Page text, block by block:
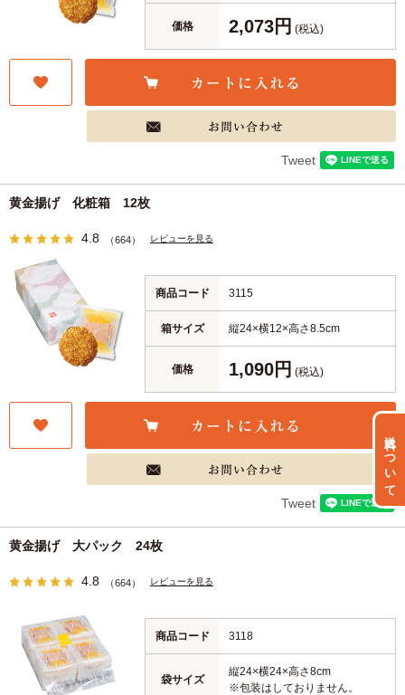
送料について
価格 2,073円 (税込)
Tweet
黄金揚げ 化粧箱 12枚
4.8 （664） レビューを見る
商品コード 3115
箱サイズ 縦24×横12×高さ8.5cm
価格 1,090円 (税込)
Tweet
黄金揚げ 大パック 24枚
4.8 （664） レビューを見る
商品コード 3118
袋サイズ
縦24×横24×高さ8cm
※包装はしておりません。